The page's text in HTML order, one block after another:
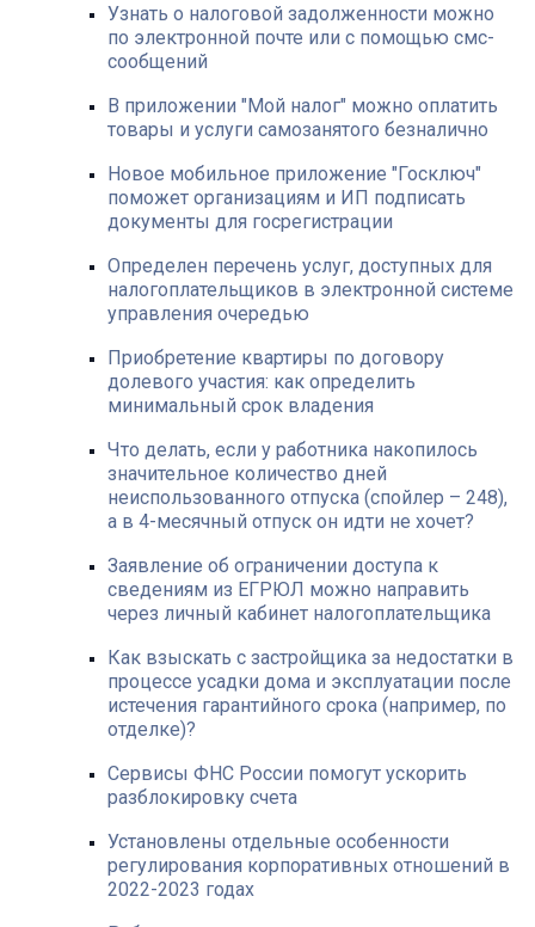
Узнать о налоговой задолженности можно
по электронной почте или с помощью смс-
сообщений
В приложении "Мой налог" можно оплатить
товары и услуги самозанятого безналично
Новое мобильное приложение "Госключ"
поможет организациям и ИП подписать
документы для госрегистрации
Определен перечень услуг, доступных для
налогоплательщиков в электронной системе
управления очередью
Приобретение квартиры по договору
долевого участия: как определить
минимальный срок владения
Что делать, если у работника накопилось
значительное количество дней
неиспользованного отпуска (спойлер – 248),
а в 4-месячный отпуск он идти не хочет?
Заявление об ограничении доступа к
сведениям из ЕГРЮЛ можно направить
через личный кабинет налогоплательщика
Как взыскать с застройщика за недостатки в
процессе усадки дома и эксплуатации после
истечения гарантийного срока (например, по
отделке)?
Сервисы ФНС России помогут ускорить
разблокировку счета
Установлены отдельные особенности
регулирования корпоративных отношений в
2022-2023 годах